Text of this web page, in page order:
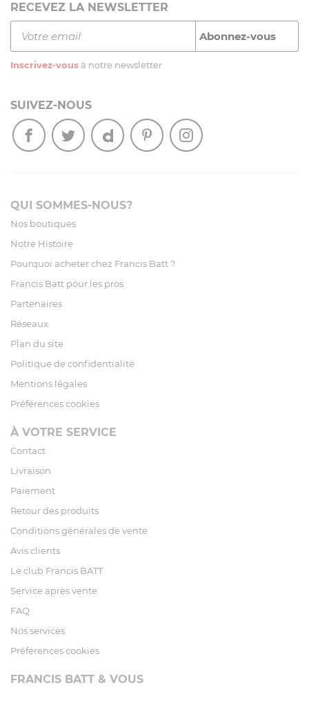
RECEVEZ LA NEWSLETTER
Inscrivez-vous à notre newsletter
SUIVEZ-NOUS
QUI SOMMES-NOUS?
Nos boutiques
Notre Histoire
Pourquoi acheter chez Francis Batt ?
Francis Batt pour les pros
Partenaires
Réseaux
Plan du site
Politique de confidentialité
Mentions légales
Préférences cookies
À VOTRE SERVICE
Contact
Livraison
Paiement
Retour des produits
Conditions générales de vente
Avis clients
Le club Francis BATT
Service après vente
FAQ
Nos services
Préférences cookies
FRANCIS BATT & VOUS